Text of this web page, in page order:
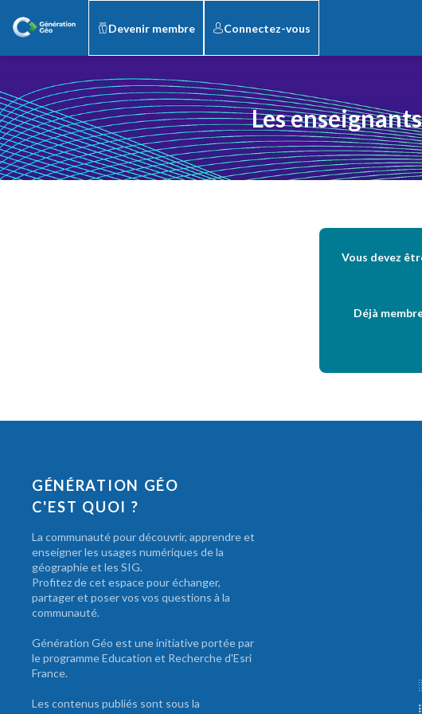
Devenir membre Connectez-vous
Les
Vous devez
Déjà
GÉNÉRATION GÉO
C'EST QUOI ?
La communauté pour découvrir, apprendre et
enseigner les usages numériques de la
géographie et les SIG.
Profitez de cet espace pour échanger,
partager et poser vos vos questions à la
communauté.
Génération Géo est une initiative portée par
le programme Education et Recherche d'Esri
France.
Les contenus publiés sont sous la